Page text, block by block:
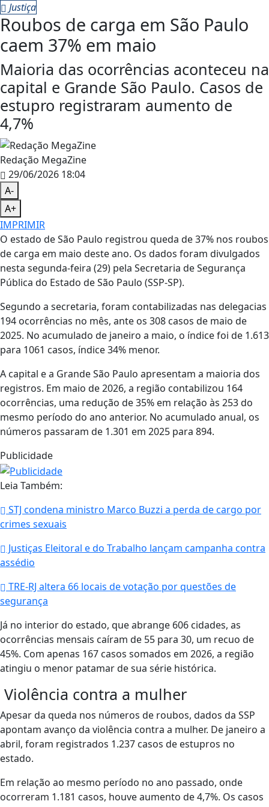
Justiça
Roubos de carga em São Paulo
caem 37% em maio
Maioria das ocorrências aconteceu na
capital e Grande São Paulo. Casos de
estupro registraram aumento de
4,7%
Redação MegaZine
29/06/2026 18:04
A-
A+
IMPRIMIR
O estado de São Paulo registrou queda de 37% nos roubos
de carga em maio deste ano. Os dados foram divulgados
nesta segunda-feira (29) pela Secretaria de Segurança
Pública do Estado de São Paulo (SSP-SP).
Segundo a secretaria, foram contabilizadas nas delegacias
194 ocorrências no mês, ante os 308 casos de maio de
2025. No acumulado de janeiro a maio, o índice foi de 1.613
para 1061 casos, índice 34% menor.
A capital e a Grande São Paulo apresentam a maioria dos
registros. Em maio de 2026, a região contabilizou 164
ocorrências, uma redução de 35% em relação às 253 do
mesmo período do ano anterior. No acumulado anual, os
números passaram de 1.301 em 2025 para 894.
Publicidade
Leia Também:
STJ condena ministro Marco Buzzi a perda de cargo por
crimes sexuais
Justiças Eleitoral e do Trabalho lançam campanha contra
assédio
TRE-RJ altera 66 locais de votação por questões de
segurança
Já no interior do estado, que abrange 606 cidades, as
ocorrências mensais caíram de 55 para 30, um recuo de
45%. Com apenas 167 casos somados em 2026, a região
atingiu o menor patamar de sua série histórica.
Violência contra a mulher
Apesar da queda nos números de roubos, dados da SSP
apontam avanço da violência contra a mulher. De janeiro a
abril, foram registrados 1.237 casos de estupros no
estado.
Em relação ao mesmo período no ano passado, onde
ocorreram 1.181 casos, houve aumento de 4,7%. Os casos